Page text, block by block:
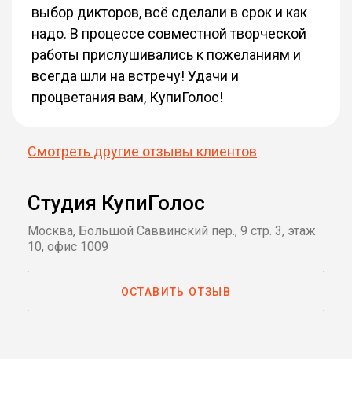
выбор дикторов, всё сделали в срок и как
надо. В процессе совместной творческой
работы прислушивались к пожеланиям и
всегда шли на встречу! Удачи и
процветания вам, КупиГолос!
Смотреть другие отзывы клиентов
Студия КупиГолос
Москва, Большой Саввинский пер., 9 стр. 3, этаж
10, офис 1009
ОСТАВИТЬ ОТЗЫВ